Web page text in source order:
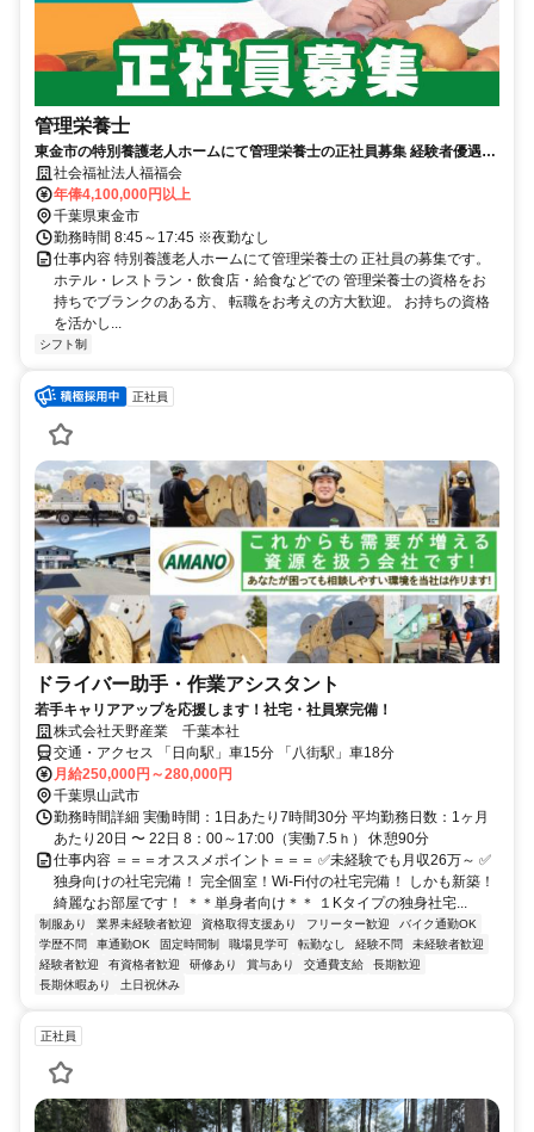
管理栄養士
東金市の特別養護老人ホームにて管理栄養士の正社員募集 経験者優遇
お持ちの資格を活かして働きませんか
社会福祉法人福福会
年俸4,100,000円以上
千葉県東金市
勤務時間 8:45～17:45 ※夜勤なし
仕事内容 特別養護老人ホームにて管理栄養士の 正社員の募集です。
ホテル・レストラン・飲食店・給食などでの 管理栄養士の資格をお
持ちでブランクのある方、 転職をお考えの方大歓迎。 お持ちの資格
を活かし...
シフト制
正社員
ドライバー助手・作業アシスタント
若手キャリアアップを応援します！社宅・社員寮完備！
株式会社天野産業 千葉本社
交通・アクセス 「日向駅」車15分 「八街駅」車18分
月給250,000円～280,000円
千葉県山武市
勤務時間詳細 実働時間：1日あたり7時間30分 平均勤務日数：1ヶ月
あたり20日 〜 22日 8：00～17:00（実働7.5ｈ） 休憩90分
仕事内容 ＝＝＝オススメポイント＝＝＝ ✅未経験でも月収26万～ ✅
独身向けの社宅完備！ 完全個室！Wi-Fi付の社宅完備！ しかも新築！
綺麗なお部屋です！ ＊＊単身者向け＊＊ １Kタイプの独身社宅...
制服あり 業界未経験者歓迎 資格取得支援あり フリーター歓迎
バイク通勤OK
学歴不問
車通勤OK 固定時間制 職場見学可 転勤なし 経験不問
未経験者歓迎
経験者歓迎
有資格者歓迎 研修あり 賞与あり 交通費支給
長期歓迎
長期休暇あり
土日祝休み
正社員